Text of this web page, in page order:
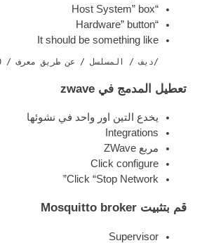
“Host Sys­tem” box
“Hard­ware” button
It should be some­thing like
/ديف / المسلسل / عن طريق معرف / usb-0658_0200-if00
تعطيل المدمج في zwave
يخدع التين اور واحد في نشوئها
Integ­ra­tions
مربع ZWave
Click con­fig­ure
Click “Stop Network”
قم بتثبيت Mosquitto broker
Super­visor